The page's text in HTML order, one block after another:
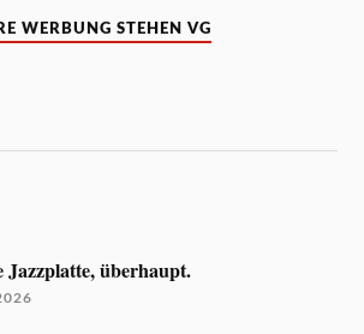
WERBUNG STEHEN VG
Jazzplatte, überhaupt.